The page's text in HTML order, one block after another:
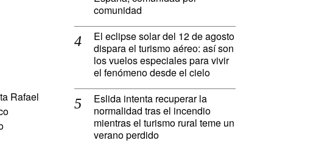
Rafael
comunidad
El eclipse solar del 12 de agosto
dispara el turismo aéreo: así son
los vuelos especiales para vivir
el fenómeno desde el cielo
Eslida intenta recuperar la
normalidad tras el incendio
mientras el turismo rural teme un
verano perdido